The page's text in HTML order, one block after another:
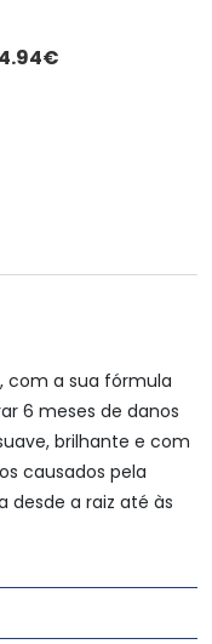
4.94€
com a sua fórmula
6 meses de danos
brilhante e com
causados pela
a raiz até às